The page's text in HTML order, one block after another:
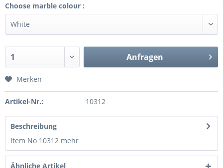
Choose marble colour :
Anfragen
Merken
Artikel-Nr.: 10312
Beschreibung
Item No 10312 mehr
Ähnliche Artikel